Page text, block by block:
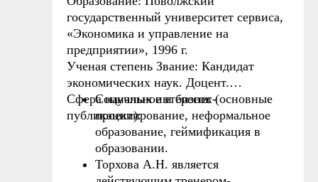
государственный университет сервиса,
«Экономика и управление на
предприятии», 1996 г.
Ученая степень Звание: Кандидат
экономических наук. Доцент.
Сфера научных интересов (основные
публикации):
Социальное и бизнес-
проектирование, неформальное
образование, геймификация в
образовании.
Торхова А.Н. является